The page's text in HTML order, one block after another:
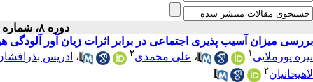
دوره ۸، شماره ۱ - ( ۶-۱۳۹۹ )
بررسی میزان آسیب پذیری اجتماعی در برابر اثرات زیان آور
نیره پورملایی ۱ ، علی محمدی۲ ، ادریس
لاهیجانیان۲